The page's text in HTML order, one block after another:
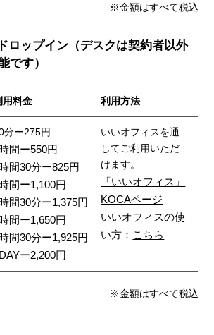
※金額はすべて税込
ロップイン（デスクは契約者以外
です）
用料金 利用方法
分ー275円
間ー550円
間30分ー825円
間ー1,100円
間30分ー1,375円
間ー1,650円
間30分ー1,925円
ー2,200円
いいオフィスを通
してご利用いただ
けます。
「いいオフィス」
KOCAページ
いいオフィスの使
い方： こちら
※金額はすべて税込